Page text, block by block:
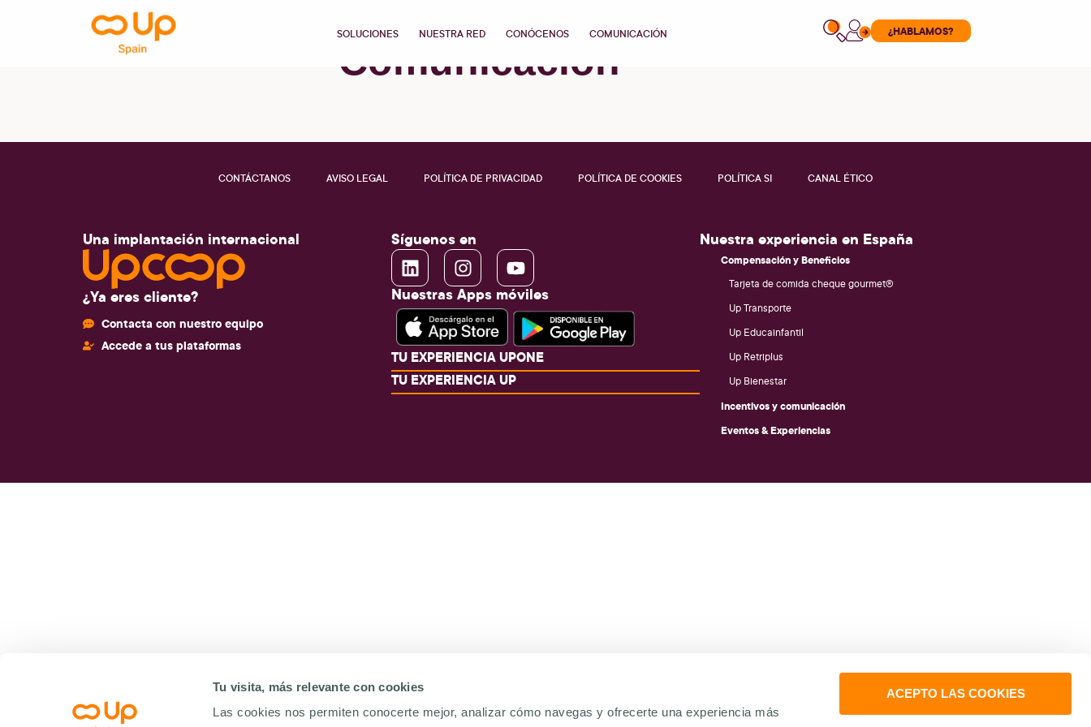
Tu visita, más relevante con cookies
Las cookies nos permiten conocerte mejor, analizar cómo navegas y ofrecerte una experiencia más
ACEPTO LAS COOKIES
SOLUCIONES NUESTRA RED CONÓCENOS COMUNICACIÓN ¿HABLAMOS?
Comunicación
CONTÁCTANOS AVISO LEGAL POLÍTICA DE PRIVACIDAD POLÍTICA DE COOKIES POLÍTICA SI CANAL ÉTICO
Una implantación internacional
¿Ya eres cliente?
Contacta con nuestro equipo
Accede a tus plataformas
Síguenos en
Nuestras Apps móviles
TU EXPERIENCIA UPONE
TU EXPERIENCIA UP
Nuestra experiencia en España
Compensación y Beneficios
Tarjeta de comida cheque gourmet®
Up Transporte
Up Educainfantil
Up Retriplus
Up Bienestar
Incentivos y comunicación
Eventos & Experiencias